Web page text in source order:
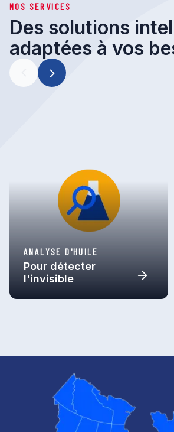
NOS SERVICES
Des solutions
adaptées à vos
ANALYSE D'HUILE
Pour détecter
l'invisible